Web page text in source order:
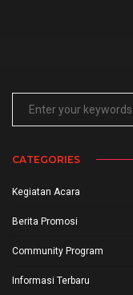
CATEGORIES
Kegiatan Acara
Berita Promosi
Community Program
Informasi Terbaru